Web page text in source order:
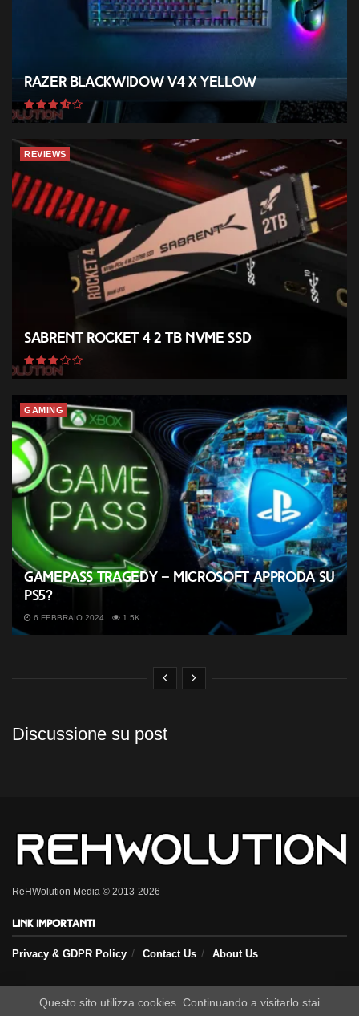
Razer BlackWidow V4 X Yellow
REVIEWS
Sabrent Rocket 4 2 TB NVMe SSD
GAMING
GamePass tragedy – Microsoft approda su
PS5?
6 FEBBRAIO 2024 1.5K
Discussione su post
ReHWolution Media © 2013-2026
Link importanti
Privacy & GDPR Policy Contact Us About Us
Seguici sui nostri social
Questo sito utilizza cookies. Continuando a visitarlo stai